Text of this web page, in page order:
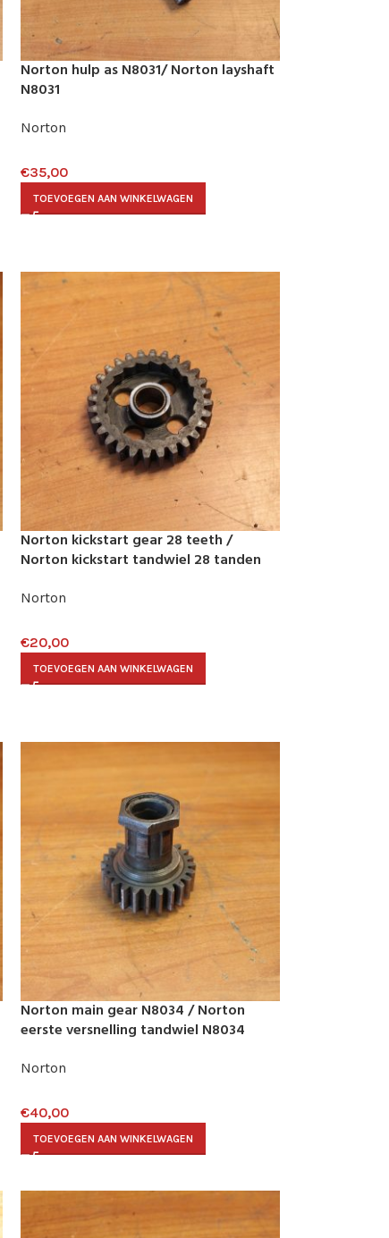
Norton hulp as N8031/ Norton layshaft
N8031
Norton
€35,00
TOEVOEGEN AAN WINKELWAGEN
Norton kickstart gear 28 teeth /
Norton kickstart tandwiel 28 tanden
Norton
€20,00
TOEVOEGEN AAN WINKELWAGEN
Norton main gear N8034 / Norton
eerste versnelling tandwiel N8034
Norton
€40,00
TOEVOEGEN AAN WINKELWAGEN